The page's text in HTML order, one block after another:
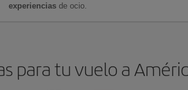
experiencias de ocio.
para tu vuelo a